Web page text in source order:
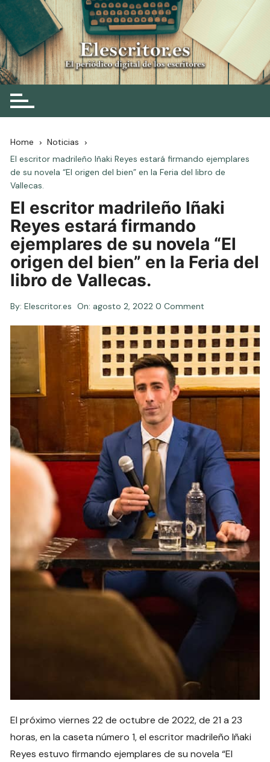
Skip
to
content
Elescritor.es
El periódico digital de los escritores
Home
Noticias
El escritor madrileño Iñaki Reyes estará firmando ejemplares
de su novela “El origen del bien” en la Feria del libro de
Vallecas.
El escritor madrileño Iñaki
Reyes estará firmando
ejemplares de su novela “El
origen del bien” en la Feria del
libro de Vallecas.
By: Elescritor.es On: agosto 2, 2022 0 Comment
El próximo viernes 22 de octubre de 2022, de 21 a 23
horas, en la caseta número 1, el escritor madrileño Iñaki
Reyes estuvo firmando ejemplares de su novela “El